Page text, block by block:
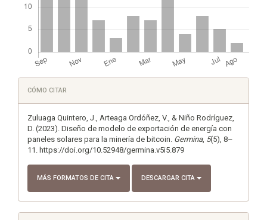
Detalles
del
artículo
CÓMO CITAR
Zuluaga Quintero, J., Arteaga Ordóñez, V., & Niño Rodríguez,
D. (2023). Diseño de modelo de exportación de energía con
paneles solares para la minería de bitcoin. Germina, 5(5), 8–
11. https://doi.org/10.52948/germina.v5i5.879
MÁS FORMATOS DE CITA DESCARGAR CITA